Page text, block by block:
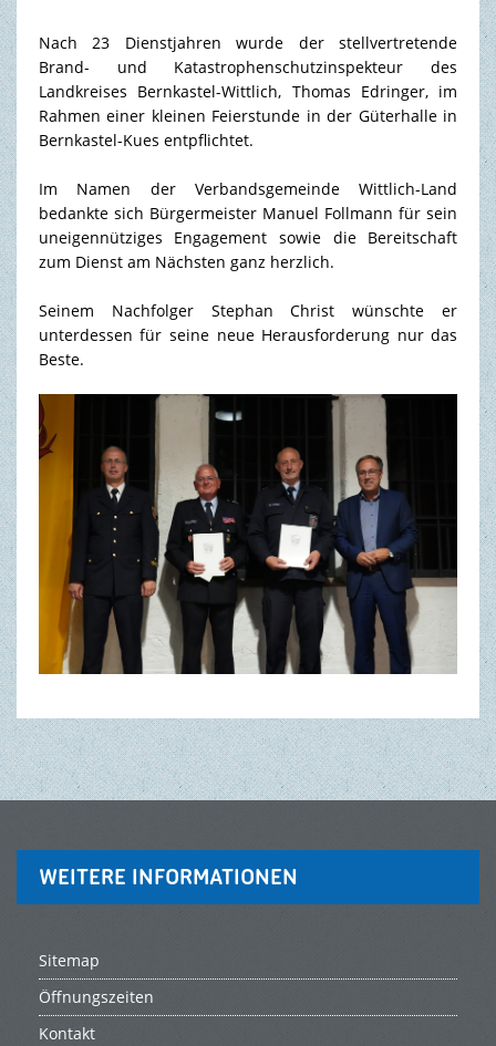
TOURISMUS & FREIZEIT
Nach 23 Dienstjahren wurde der stellvertretende
Brand- und Katastrophenschutzinspekteur des
Landkreises Bernkastel-Wittlich, Thomas Edringer, im
Rahmen einer kleinen Feierstunde in der Güterhalle in
Bernkastel-Kues entpflichtet.
Im Namen der Verbandsgemeinde Wittlich-Land
bedankte sich Bürgermeister Manuel Follmann für sein
uneigennütziges Engagement sowie die Bereitschaft
zum Dienst am Nächsten ganz herzlich.
Seinem Nachfolger Stephan Christ wünschte er
unterdessen für seine neue Herausforderung nur das
Beste.
WEITERE INFORMATIONEN
Sitemap
Öffnungszeiten
Kontakt